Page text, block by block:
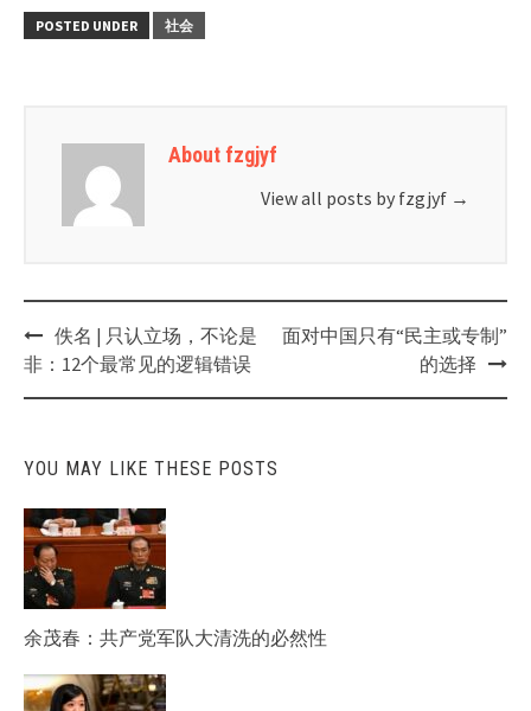
POSTED UNDER 社会
About fzgjyf
View all posts by fzgjyf →
Post
navigation
佚名 | 只认立场，不论是
非：12个最常见的逻辑错误
面对中国只有“民主或专制”
的选择
YOU MAY LIKE THESE POSTS
余茂春：共产党军队大清洗的必然性